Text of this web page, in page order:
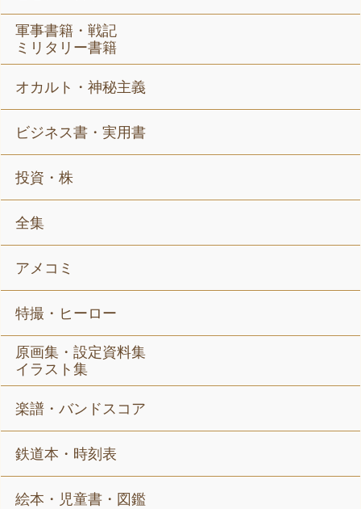
軍事書籍・戦記
ミリタリー書籍
オカルト・神秘主義
ビジネス書・実用書
投資・株
全集
アメコミ
特撮・ヒーロー
原画集・設定資料集
イラスト集
楽譜・バンドスコア
鉄道本・時刻表
絵本・児童書・図鑑